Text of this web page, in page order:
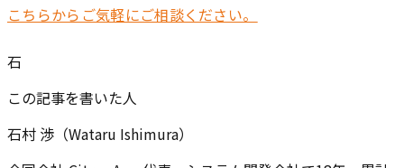
こちらからご気軽にご相談ください。
石
この記事を書いた人
石村 渉（Wataru Ishimura）